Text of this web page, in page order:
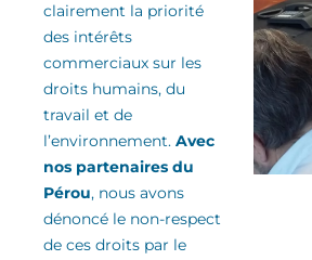
clairement la priorité
des intérêts
commerciaux sur les
droits humains, du
travail et de
l’environnement. Avec
nos partenaires du
Pérou, nous avons
dénoncé le non-respect
de ces droits par le